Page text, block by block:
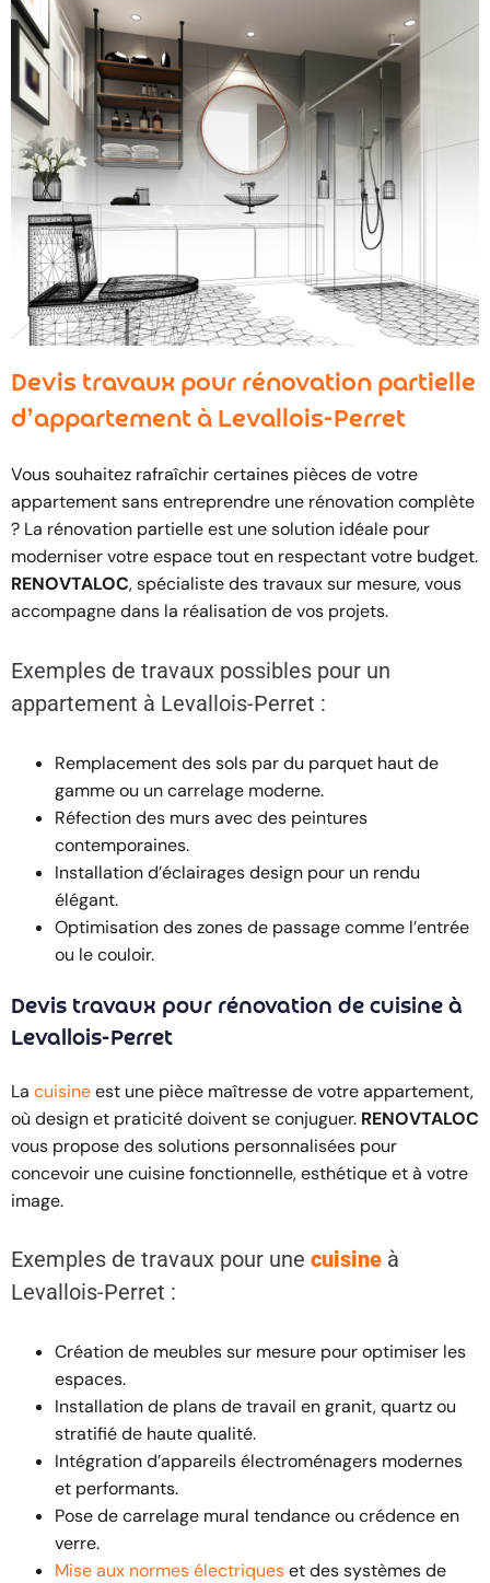
Devis travaux pour rénovation partielle
d’appartement à Levallois-Perret
Vous souhaitez rafraîchir certaines pièces de votre
appartement sans entreprendre une rénovation complète
? La rénovation partielle est une solution idéale pour
moderniser votre espace tout en respectant votre budget.
RENOVTALOC, spécialiste des travaux sur mesure, vous
accompagne dans la réalisation de vos projets.
Exemples de travaux possibles pour un
appartement à Levallois-Perret :
Remplacement des sols par du parquet haut de
gamme ou un carrelage moderne.
Réfection des murs avec des peintures
contemporaines.
Installation d’éclairages design pour un rendu
élégant.
Optimisation des zones de passage comme l’entrée
ou le couloir.
Devis travaux pour rénovation de cuisine à
Levallois-Perret
La cuisineest une pièce maîtresse de votre appartement,
où design et praticité doivent se conjuguer. RENOVTALOC
vous propose des solutions personnalisées pour
concevoir une cuisine fonctionnelle, esthétique et à votre
image.
Exemples de travaux pour une cuisine à
Levallois-Perret :
Création de meubles sur mesure pour optimiser les
espaces.
Installation de plans de travail en granit, quartz ou
stratifié de haute qualité.
Intégration d’appareils électroménagers modernes
et performants.
Pose de carrelage mural tendance ou crédence en
verre.
Mise aux normes électriqueset des systèmes de